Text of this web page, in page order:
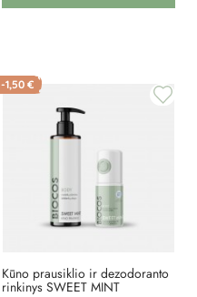
-1,50 €
Kūno prausiklio ir dezodoranto
rinkinys SWEET MINT